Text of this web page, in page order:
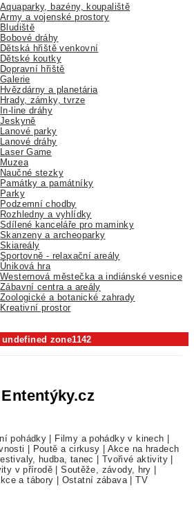
Aquaparky, bazény, koupaliště
Army a vojenské prostory
Bludiště
Bobové dráhy
Dětská hřiště venkovní
Dětské koutky
Dopravní hřiště
Galerie
Hvězdárny a planetária
Hrady, zámky, tvrze
In-line dráhy
Jeskyně
Lanové parky
Lanové dráhy
Laser Game
Muzea
Naučné stezky
Památky a památníky
Parky
Podzemní chodby
Rozhledny a vyhlídky
Sdílené kanceláře pro maminky
Skanzeny a archeoparky
Skiareály
Sportovně - relaxační areály
Úniková hra
Westernová městečka a indiánské vesnice
Zábavní centra a areály
Zoologické a botanické zahrady
Kreativní prostor
undefined zone1142
pohádky | Filmy a pohádky v kinech |
| Poutě a cirkusy | Akce na hradech
hudba, tanec | Tvořivé aktivity |
v přírodě |Soutěže, závody, hry |
a tábory | Ostatní zábava |TV